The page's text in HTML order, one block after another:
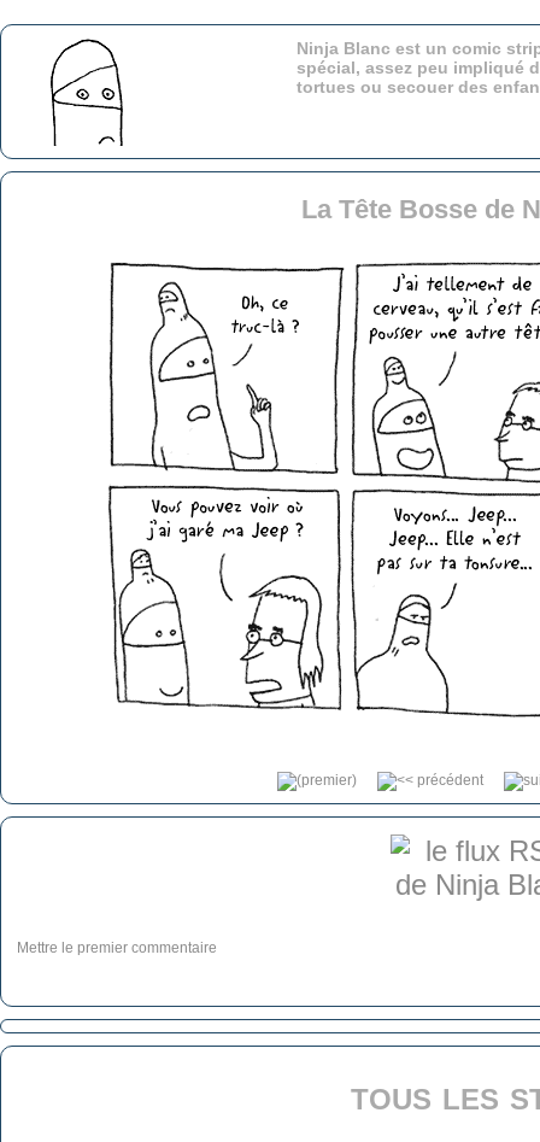
Ninja Blanc est un comic
spécial, assez peu impliqué
tortues ou secouer des
La Tête Bosse de
Mettre le premier commentaire
tous les